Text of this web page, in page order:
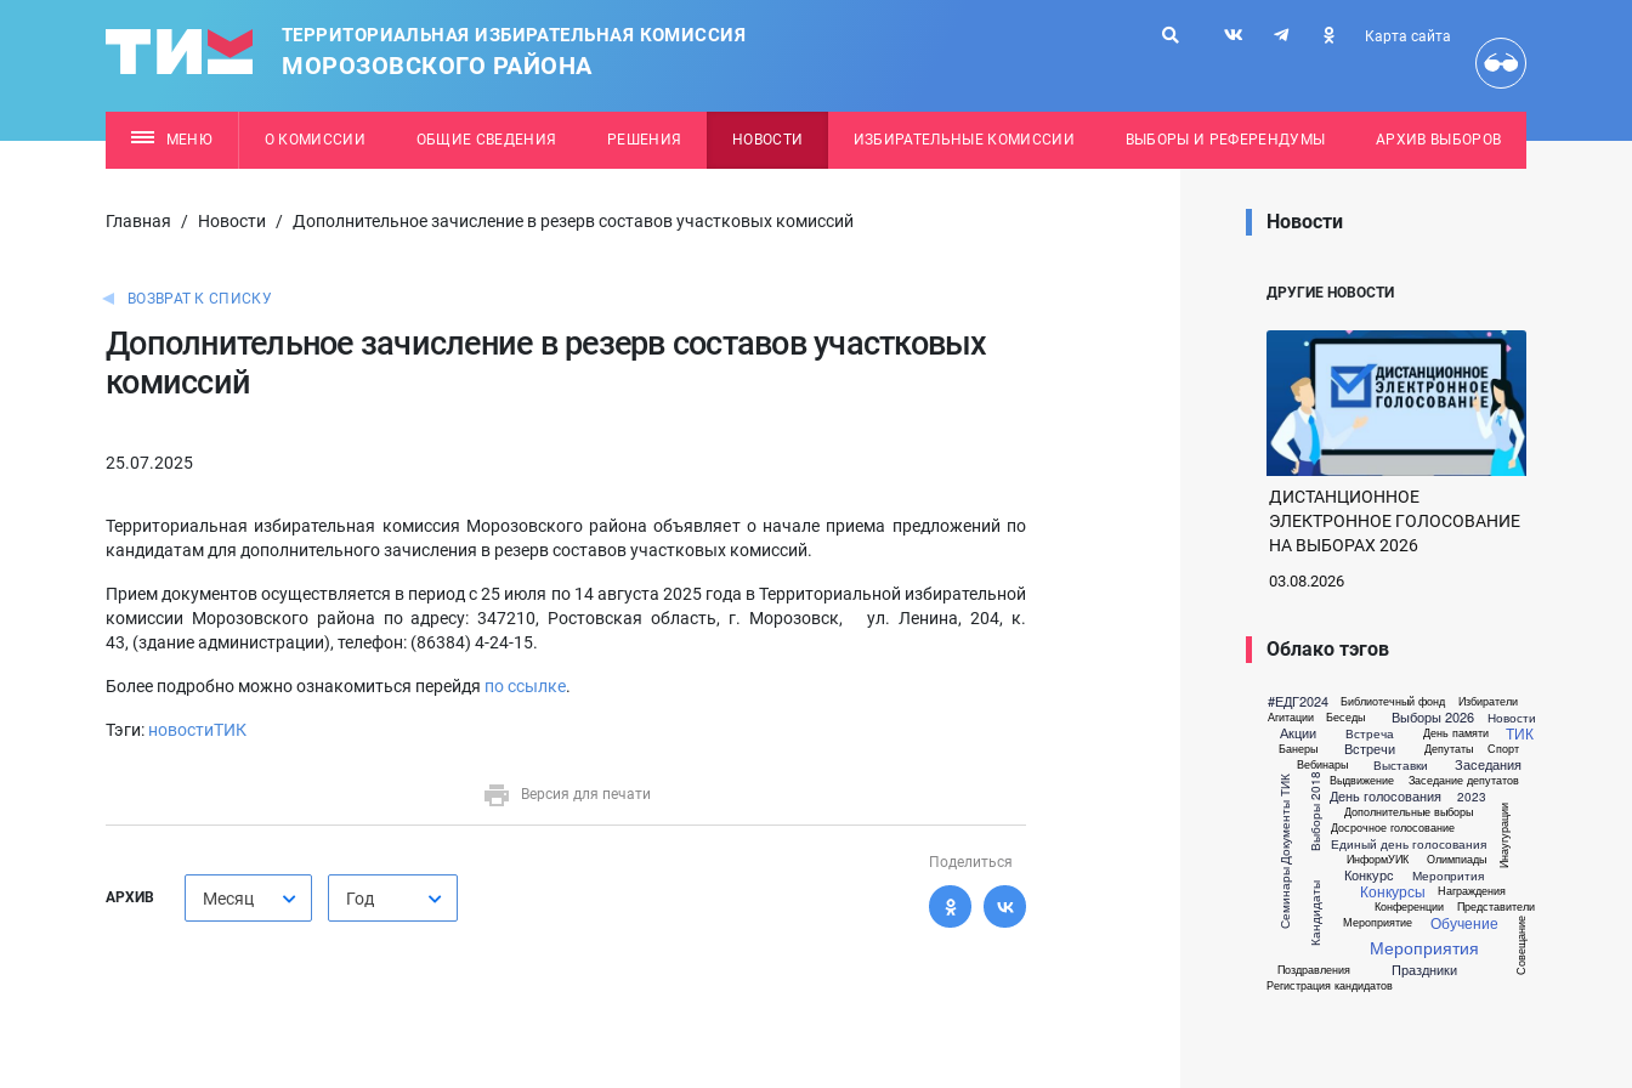
ТЕРРИТОРИАЛЬНАЯ ИЗБИРАТЕЛЬНАЯ КОМИССИЯ
МОРОЗОВСКОГО РАЙОНА
Карта сайта
МЕНЮ О КОМИССИИ ОБЩИЕ СВЕДЕНИЯ РЕШЕНИЯ НОВОСТИ ИЗБИРАТЕЛЬНЫЕ КОМИССИИ ВЫБОРЫ И РЕФЕРЕНДУМЫ АРХИВ ВЫБОРОВ
Главная / Новости / Дополнительное зачисление в резерв составов участковых комиссий
ВОЗВРАТ К СПИСКУ
Дополнительное зачисление в резерв составов участковых
комиссий
25.07.2025
Территориальная избирательная комиссия Морозовского района объявляет о начале приема предложений по
кандидатам для дополнительного зачисления в резерв составов участковых комиссий.
Прием документов осуществляется в период с 25 июля по 14 августа 2025 года в Территориальной избирательной
комиссии Морозовского района по адресу: 347210, Ростовская область, г. Морозовск, ул. Ленина, 204, к.
43, (здание администрации), телефон: (86384) 4-24-15.
Более подробно можно ознакомиться перейдя по ссылке.
Тэги: новостиТИК
Версия для печати
АРХИВ Месяц Год
Поделиться
Новости
ДРУГИЕ НОВОСТИ
ДИСТАНЦИОННОЕ
ЭЛЕКТРОННОЕ ГОЛОСОВАНИЕ
НА ВЫБОРАХ 2026
03.08.2026
Облако тэгов
#ЕДГ2024
Агитации
Акции
Банеры
Беседы
Библиотечный фонд
Вебинары
Встреча
Встречи
Выборы 2018
Выборы 2026
Выдвижение
Выставки
День голосования
День памяти
Депутаты
Документы ТИК
Дополнительные выборы
Досрочное голосование
Единый день голосования
Заседание депутатов
Заседания
Избиратели
Инаугурации
ИнформУИК
Кандидаты
Конкурс
Конкурсы
Конференции
Меропрития
Мероприятие
Мероприятия
Награждения
Новости
Обучение
Олимпиады
Поздравления Праздники
Представители
Регистрация кандидатов
Семинары
Совещание
Спорт
ТИК
2023